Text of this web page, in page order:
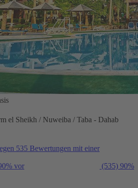
el Sheikh / Nuweiba / Taba - Dahab
535 Bewertungen mit einer
vor (535) 90%